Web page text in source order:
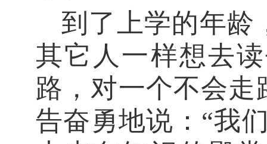
到了上学的年龄
其它人一样想去
路，对一个不会
告奋勇地说： “我